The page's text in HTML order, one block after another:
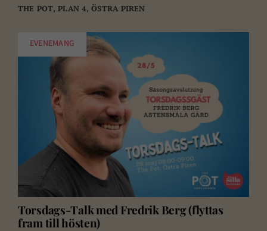
THE POT, PLAN 4, ÖSTRA PIREN
EVENEMANG
Torsdags-Talk med Fredrik Berg (flyttas
fram till hösten)